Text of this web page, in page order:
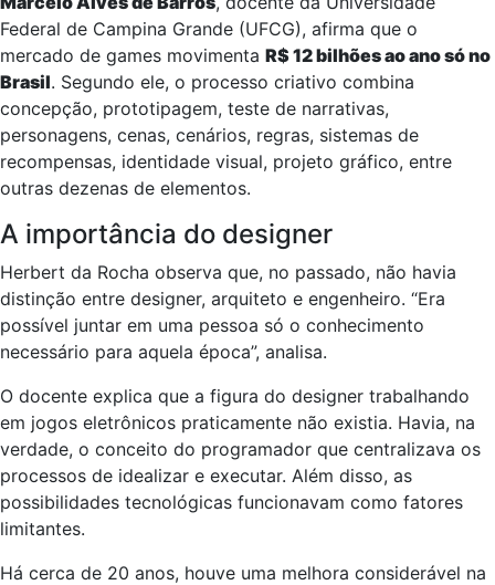
Federal de Campina Grande (UFCG), afirma que o
mercado de games movimenta R$ 12 bilhões ao ano só no
Brasil. Segundo ele, o processo criativo combina
concepção, prototipagem, teste de narrativas,
personagens, cenas, cenários, regras, sistemas de
recompensas, identidade visual, projeto gráfico, entre
outras dezenas de elementos.
A importância do designer
Herbert da Rocha observa que, no passado, não havia
distinção entre designer, arquiteto e engenheiro. “Era
possível juntar em uma pessoa só o conhecimento
necessário para aquela época”, analisa.
O docente explica que a figura do designer trabalhando
em jogos eletrônicos praticamente não existia. Havia, na
verdade, o conceito do programador que centralizava os
processos de idealizar e executar. Além disso, as
possibilidades tecnológicas funcionavam como fatores
limitantes.
Há cerca de 20 anos, houve uma melhora considerável na